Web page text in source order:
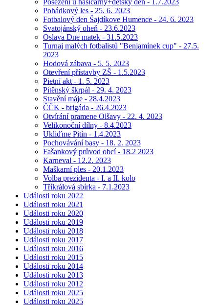
Pohádkový les - 25. 6. 2023
Fotbalový den Šajdíkove Humence - 24. 6. 2023
Svatojánský oheň - 23.6.2023
Oslava Dne matek - 31.5.2023
Turnaj malých fotbalistů "Benjamínek cup" - 27.5.
2023
Hodová zábava - 5. 5. 2023
Otevření přístavby ZŠ - 1.5.2023
Pietní akt - 1. 5. 2023
Pitěnský škrpál - 29. 4. 2023
Stavění máje - 28.4.2023
ČČK - brigáda - 26.4.2023
Otvírání pramene Olšavy - 22. 4. 2023
Velikonoční dílny - 8.4.2023
Ukliďme Pitín - 1.4.2023
Pochovávání basy - 18. 2. 2023
Fašankový průvod obcí - 18.2 2023
Karneval - 12.2. 2023
Maškarní ples - 20.1.2023
Volba prezidenta - I. a II. kolo
Tříkrálová sbírka - 7.1.2023
Události roku 2022
Události roku 2021
Události roku 2020
Události roku 2019
Události roku 2018
Události roku 2017
Události roku 2016
Události roku 2015
Události roku 2014
Události roku 2013
Události roku 2012
Události roku 2025
Události roku 2025